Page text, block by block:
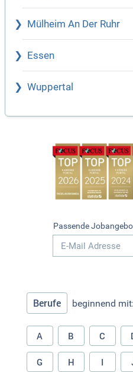
Mülheim An Der Ruhr
Essen
Wuppertal
Passende
Berufe beginnend mit:
A B C
G H I